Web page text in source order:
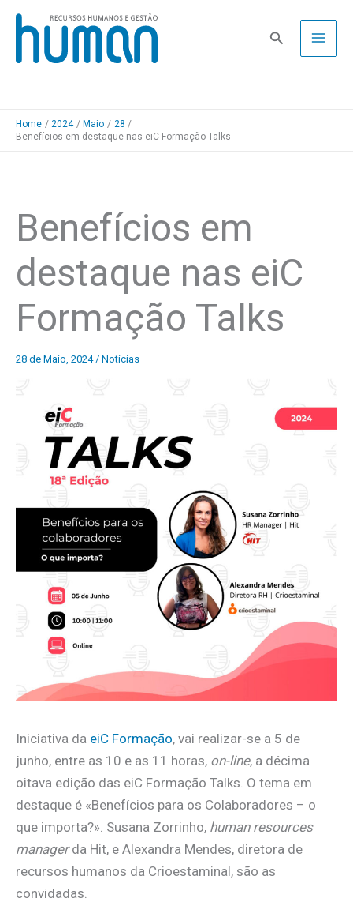
Skip
content
Pesquisa
Home 2024 Maio
28
Benefícios em destaque nas eiC Formação Talks
Benefícios em
destaque nas eiC
Formação Talks
28 de Maio, 2024 / Notícias
Iniciativa da eiC Formação, vai realizar-se a 5 de
junho, entre as 10 e as 11 horas, on-line, a décima
oitava edição das eiC Formação Talks. O tema em
destaque é «Benefícios para os Colaboradores – o
que importa?». Susana Zorrinho, human resources
managerda Hit, e Alexandra Mendes, diretora de
recursos humanos da Crioestaminal, são as
convidadas.